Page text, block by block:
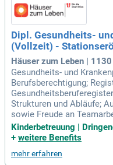
Dipl. Gesundheits-
(Vollzeit) -
Häuser zum Leben |
Gesundheits- und
Berufsberechtigung;
Strukturen und Abläufe;
sowie Freude an
Kinderbetreuung |
+ weitere Benefits
mehr erfahren